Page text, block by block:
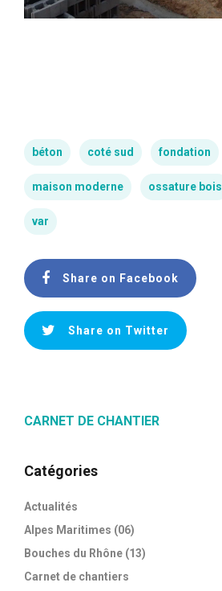
béton coté sud fondation
maison moderne ossature bois
var
Share on Facebook
Share on Twitter
CARNET DE CHANTIER
Catégories
Actualités
Alpes Maritimes (06)
Bouches du Rhône (13)
Carnet de chantiers